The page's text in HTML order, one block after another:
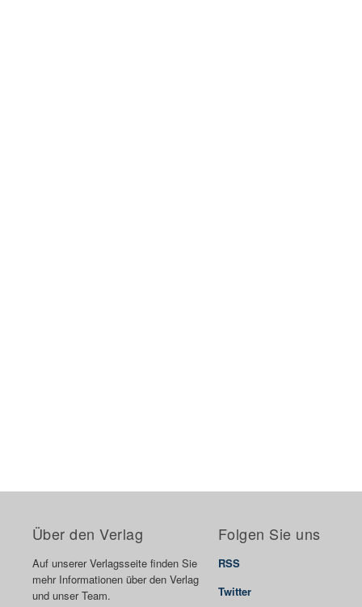
Über den Verlag
Auf unserer Verlagsseite finden Sie
mehr Informationen über den Verlag
und unser Team.
Folgen Sie uns
RSS
Twitter